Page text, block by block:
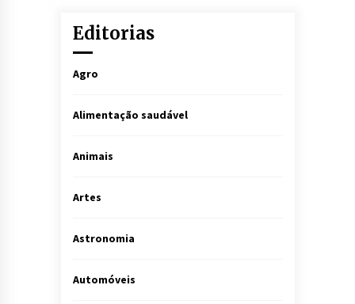
Editorias
Agro
Alimentação saudável
Animais
Artes
Astronomia
Automóveis